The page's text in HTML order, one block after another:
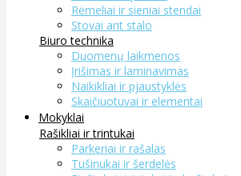
Rėmeliai ir sieniai stendai
Stovai ant stalo
Biuro technika
Duomenų laikmenos
Įrišimas ir laminavimas
Naikikliai ir pjaustyklės
Skaičiuotuvai ir elementai
Mokyklai
Rašikliai ir trintukai
Parkeriai ir rašalas
Tušinukai ir šerdelės